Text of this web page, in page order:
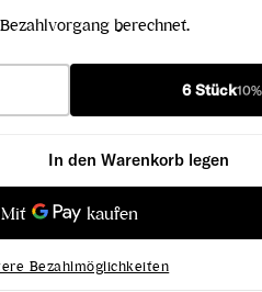
berechnet.
6 Stück
erhöhen
In den Warenkorb legen
Bezahlmöglichkeiten